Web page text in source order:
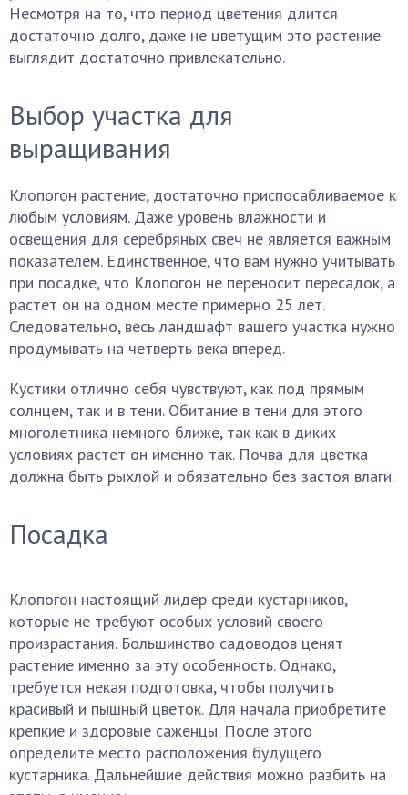
Несмотря на то, что период цветения длится
достаточно долго, даже не цветущим это растение
выглядит достаточно привлекательно.
Выбор участка для
выращивания
Клопогон растение, достаточно приспосабливаемое к
любым условиям. Даже уровень влажности и
освещения для серебряных свеч не является важным
показателем. Единственное, что вам нужно учитывать
при посадке, что Клопогон не переносит пересадок, а
растет он на одном месте примерно 25 лет.
Следовательно, весь ландшафт вашего участка нужно
продумывать на четверть века вперед.
Кустики отлично себя чувствуют, как под прямым
солнцем, так и в тени. Обитание в тени для этого
многолетника немного ближе, так как в диких
условиях растет он именно так. Почва для цветка
должна быть рыхлой и обязательно без застоя влаги.
Посадка
Клопогон настоящий лидер среди кустарников,
которые не требуют особых условий своего
произрастания. Большинство садоводов ценят
растение именно за эту особенность. Однако,
требуется некая подготовка, чтобы получить
красивый и пышный цветок. Для начала приобретите
крепкие и здоровые саженцы. После этого
определите место расположения будущего
кустарника. Дальнейшие действия можно разбить на